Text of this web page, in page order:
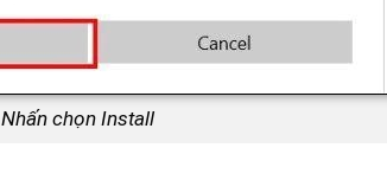
Nhấn chọn Install